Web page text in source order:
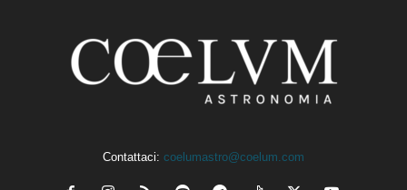
Contattaci: coelumastro@coelum.com